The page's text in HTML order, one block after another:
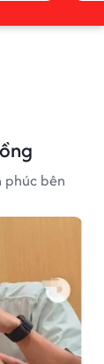
phúc bên